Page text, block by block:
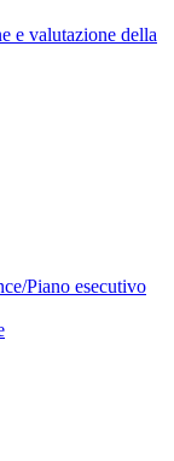
e valutazione della
Piano esecutivo